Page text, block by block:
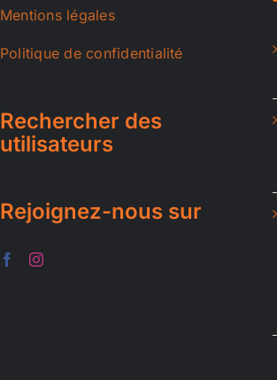
Mentions légales
Politique de confidentialité
Rechercher des
utilisateurs
Rejoignez-nous sur